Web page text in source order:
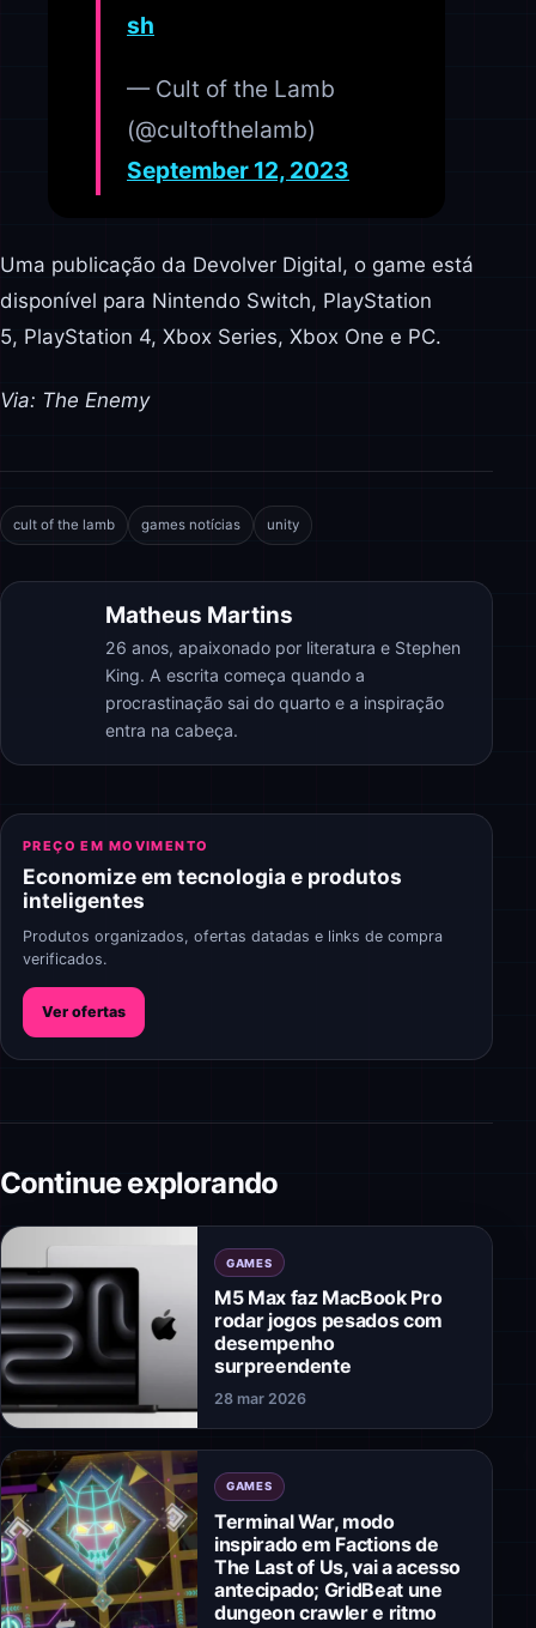
sh
— Cult of the Lamb
(@cultofthelamb)
September 12, 2023
Uma publicação da Devolver Digital, o game está
disponível para Nintendo Switch, PlayStation
5, PlayStation 4, Xbox Series, Xbox One e PC.
Via: The Enemy
cult of the lamb games notícias unity
Matheus Martins
26 anos, apaixonado por literatura e Stephen
King. A escrita começa quando a
procrastinação sai do quarto e a inspiração
entra na cabeça.
PREÇO EM MOVIMENTO
Economize em tecnologia e produtos
inteligentes
Produtos organizados, ofertas datadas e links de compra
verificados.
Ver ofertas
Continue explorando
GAMES
M5 Max faz MacBook Pro
rodar jogos pesados com
desempenho
surpreendente
28 mar 2026
GAMES
Terminal War, modo
inspirado em Factions de
The Last of Us, vai a acesso
antecipado; GridBeat une
dungeon crawler e ritmo